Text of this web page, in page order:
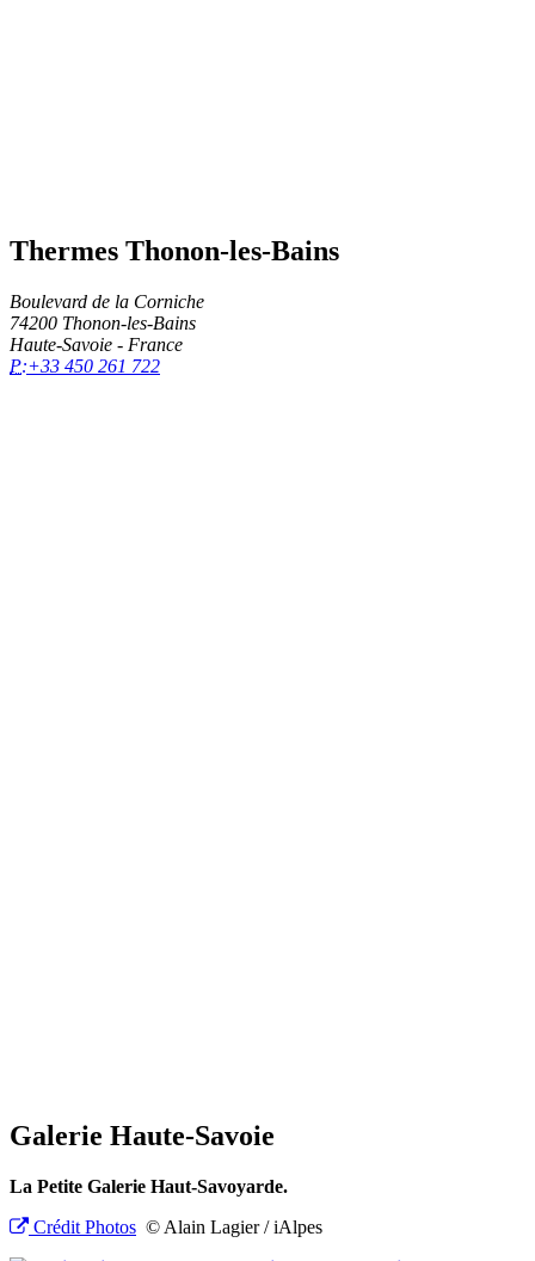
Thermes Thonon-les-Bains
Boulevard de la Corniche
74200 Thonon-les-Bains
Haute-Savoie - France
P:+33 450 261 722
Galerie Haute-Savoie
La Petite Galerie Haut-Savoyarde.
Crédit Photos © Alain Lagier / iAlpes